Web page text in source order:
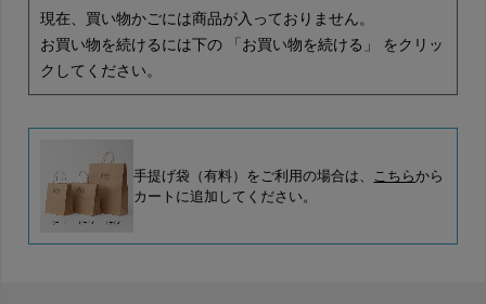
現在、買い物かごには商品が入っておりません。
お買い物を続けるには下の 「お買い物を続ける」 をクリッ
クしてください。
手提げ袋（有料）をご利用の場合は、 こちらから
カートに追加してください。